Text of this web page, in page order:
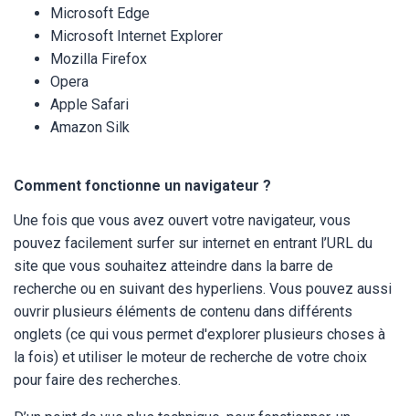
Microsoft Edge
Microsoft Internet Explorer
Mozilla Firefox
Opera
Apple Safari
Amazon Silk
Comment fonctionne un navigateur ?
Une fois que vous avez ouvert votre navigateur, vous
pouvez facilement surfer sur internet en entrant l’URL du
site que vous souhaitez atteindre dans la barre de
recherche ou en suivant des hyperliens. Vous pouvez aussi
ouvrir plusieurs éléments de contenu dans différents
onglets (ce qui vous permet d'explorer plusieurs choses à
la fois) et utiliser le moteur de recherche de votre choix
pour faire des recherches.